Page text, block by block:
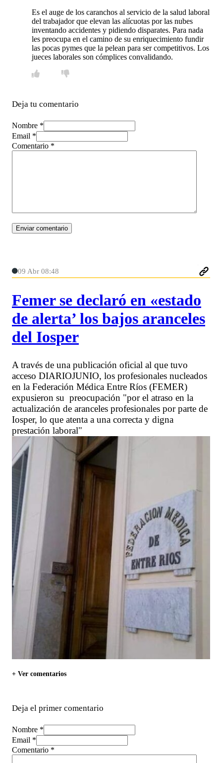
Es el auge de los caranchos al servicio de la salud laboral
del trabajador que elevan las alícuotas por las nubes
inventando accidentes y pidiendo disparates. Para nada
les preocupa en el camino de su enriquecimiento fundir
las pocas pymes que la pelean para ser competitivos. Los
jueces laborales son cómplices convalidando.
Deja tu comentario
Nombre *
Email *
Comentario *
09 Abr 08:48
Femer se declaró en «estado
de alerta’ los bajos aranceles
del Iosper
A través de una publicación oficial al que tuvo
acceso DIARIOJUNIO, los profesionales nucleados
en la Federación Médica Entre Ríos (FEMER)
expusieron su preocupación "por el atraso en la
actualización de aranceles profesionales por parte de
Iosper, lo que atenta a una correcta y digna
prestación laboral"
+ Ver comentarios
Deja el primer comentario
Nombre *
Email *
Comentario *